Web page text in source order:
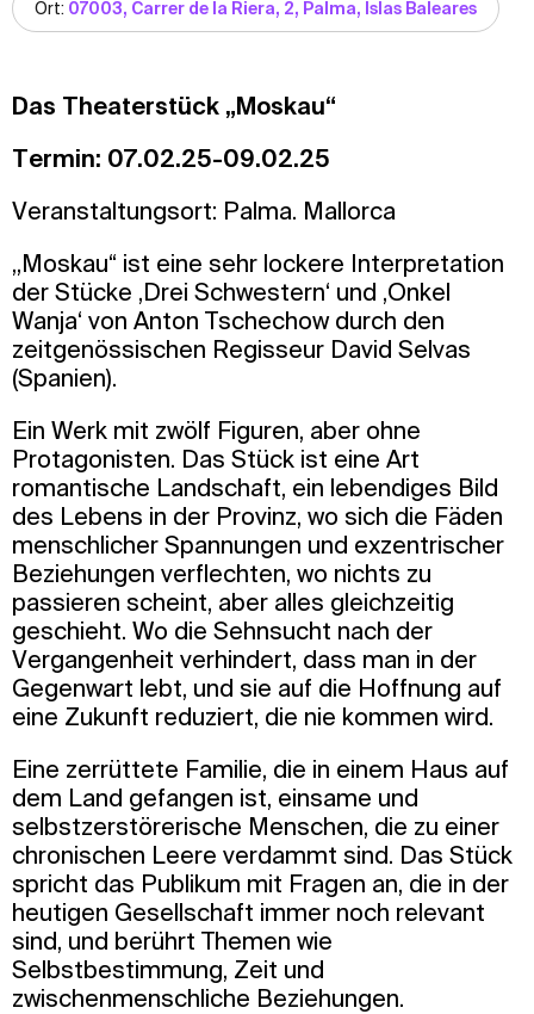
Ort: 07003, Carrer de la Riera, 2, Palma, Islas Baleares
Das Theaterstück „Moskau“
Termin: 07.02.25-09.02.25
Veranstaltungsort: Palma. Mallorca
„Moskau“ ist eine sehr lockere Interpretation
der Stücke ‚Drei Schwestern‘ und ‚Onkel
Wanja‘ von Anton Tschechow durch den
zeitgenössischen Regisseur David Selvas
(Spanien).
Ein Werk mit zwölf Figuren, aber ohne
Protagonisten. Das Stück ist eine Art
romantische Landschaft, ein lebendiges Bild
des Lebens in der Provinz, wo sich die Fäden
menschlicher Spannungen und exzentrischer
Beziehungen verflechten, wo nichts zu
passieren scheint, aber alles gleichzeitig
geschieht. Wo die Sehnsucht nach der
Vergangenheit verhindert, dass man in der
Gegenwart lebt, und sie auf die Hoffnung auf
eine Zukunft reduziert, die nie kommen wird.
Eine zerrüttete Familie, die in einem Haus auf
dem Land gefangen ist, einsame und
selbstzerstörerische Menschen, die zu einer
chronischen Leere verdammt sind. Das Stück
spricht das Publikum mit Fragen an, die in der
heutigen Gesellschaft immer noch relevant
sind, und berührt Themen wie
Selbstbestimmung, Zeit und
zwischenmenschliche Beziehungen.